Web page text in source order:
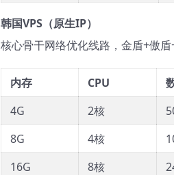
韩国VPS（原生IP）
核心骨干网络优化线路，金盾+傲
内存 CPU
4G
2核
8G
4核
16G
8核